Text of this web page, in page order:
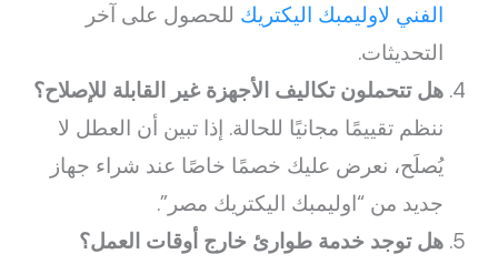
الفني لاوليمبك اليكتريك للحصول على آخر
التحديثات.
هل تتحملون تكاليف الأجهزة غير القابلة للإصلاح؟
ننظم تقييمًا مجانيًا للحالة. إذا تبين أن العطل لا
يُصلَح، نعرض عليك خصمًا خاصًا عند شراء جهاز
جديد من “اوليمبك اليكتريك مصر”.
هل توجد خدمة طوارئ خارج أوقات العمل؟